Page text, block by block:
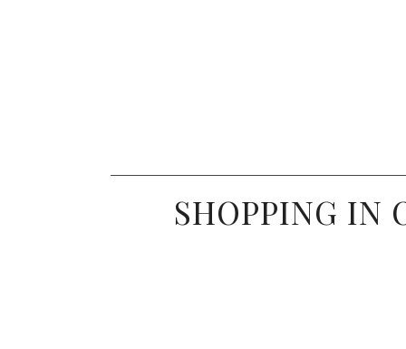
SHOPPING IN